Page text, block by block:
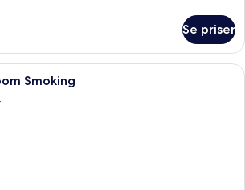
Se priser
Premium-sengetøj, dundyner,
Smoking